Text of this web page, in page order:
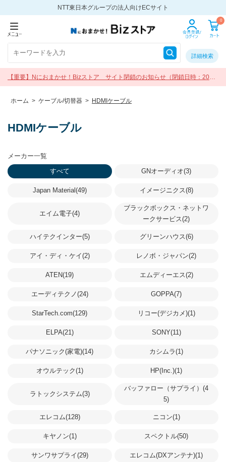
NTT東日本グループの法人向けECサイト
0
詳細検索
【重要】Nにおまかせ！Bizストア サイト閉鎖のお知らせ（閉鎖日時：2026
年9月30日 17:00）
ホーム > ケーブル/切替器 > HDMIケーブル
HDMIケーブル
メーカー一覧
すべて
GNオーディオ(3)
Japan Material(49) イメージニクス(8)
エイム電子(4)
ブラックボックス・ネットワ
ークサービス(2)
ハイテクインター(5) グリーンハウス(6)
アイ・ディ・ケイ(2) レノボ・ジャパン(2)
ATEN(19) エムディーエス(2)
エーディテクノ(24) GOPPA(7)
StarTech.com(129) リコー(デジカメ)(1)
ELPA(21) SONY(11)
パナソニック(家電)(14) カシムラ(1)
オウルテック(1) HP(Inc.)(1)
ラトックシステム(3)
バッファロー（サプライ）(4
5)
エレコム(128) ニコン(1)
キヤノン(1) スペクトル(50)
サンワサプライ(29) エレコム(DXアンテナ)(1)